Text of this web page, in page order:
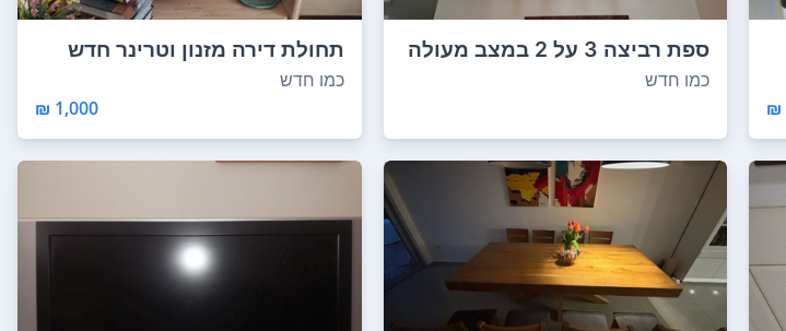
ספת רביצה 3 על 2 במצב מעולה
-1000 ווילונ...
כמו חדש
תחולת דירה מזנון וטרינר חדש
שינה ארונ...
כמו חדש
1,000 ₪